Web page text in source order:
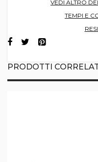
VEDI ALTRO
TEMPI E
PRODOTTI